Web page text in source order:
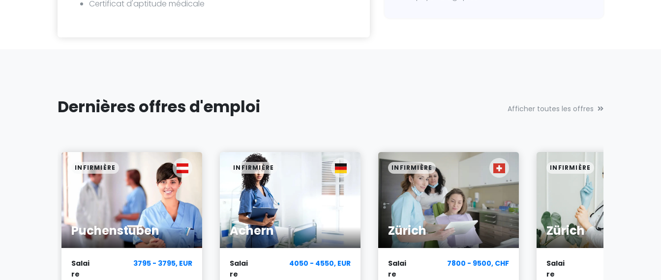
Certificat d'aptitude médicale
Dernières offres d'emploi Afficher toutes les offres
Puchenstuben
INFIRMIÈRE
Salai
re
3795 - 3795, EUR
Achern
INFIRMIÈRE
Salai
re
4050 - 4550, EUR
Zürich
INFIRMIÈRE
Salai
re
7800 - 9500, CHF
Zürich
INFIRMIÈRE
Salai
re